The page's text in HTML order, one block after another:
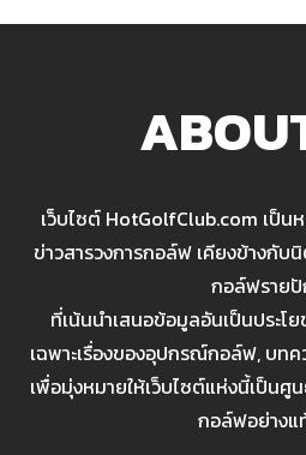
เว็บไซต์ HotGolfClub.com เป็น
ข่าวสารวงการกอล์ฟ เคียงข้างกั
กอล์ฟราย
ที่เน้นนำเสนอข้อมูลอันเป็นประ
เฉพาะเรื่องของอุปกรณ์กอล์ฟ, บทค
เพื่อมุ่งหมายให้เว็บไซต์แห่งนี้เป็น
กอล์ฟอย่างแ